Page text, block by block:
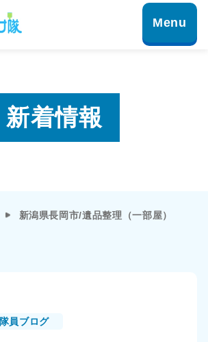
新着情報
新潟県長岡市/遺品整理（一部屋）
隊員ブログ